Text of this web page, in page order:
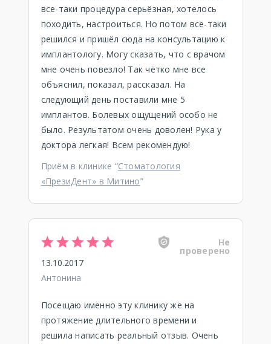
все-таки процедура серьёзная, хотелось
походить, настроиться. Но потом все-таки
решился и пришёл сюда на консультацию к
имплантологу. Могу сказать, что с врачом
мне очень повезло! Так чётко мне все
объяснил, показал, рассказал. На
следующий день поставили мне 5
имплантов. Болевых ощущений особо не
было. Результатом очень доволен! Рука у
доктора легкая! Всем рекомендую!
Приём в клинике “Стоматология
«ПрезиДент» в Митино”
Не
проверено
13.10.2017
Антонина
Посещаю именно эту клинику же на
протяжение длительного времени и
решила написать реальный отзыв. Очень